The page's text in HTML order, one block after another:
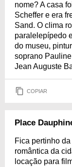
nome? A casa
Scheffer e era
Sand. O clima
paralelepípedo
do museu,
soprano
Jean Auguste
COPIAR
Place
Fica pertinho
romântica da
locação para